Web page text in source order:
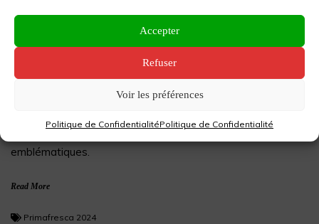
Accepter
Refuser
Voir les préférences
Politique de ConfidentialitéPolitique de Confidentialité
Primafresca 2024 fait ses
jeux olympiques !
La rue Fresque incarne à merveille l’esprit festif et l’histoire
est devenue le cœur palpitant des nuits nîmoises, attirant
emblématiques.
Read More
Primafresca 2024